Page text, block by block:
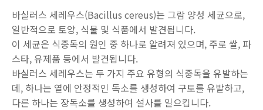
바실러스 세레우스(Bacillus cereus)는 그람 양성 세균으로,
일반적으로 토양, 식물 및 식품에서 발견됩니다.
이 세균은 식중독의 원인 중 하나로 알려져 있으며, 주로 쌀, 파
스타, 유제품 등에서 발견됩니다.
바실러스 세레우스는 두 가지 주요 유형의 식중독을 유발하는
데, 하나는 열에 안정적인 독소를 생성하여 구토를 유발하고,
다른 하나는 장독소를 생성하여 설사를 일으킵니다.